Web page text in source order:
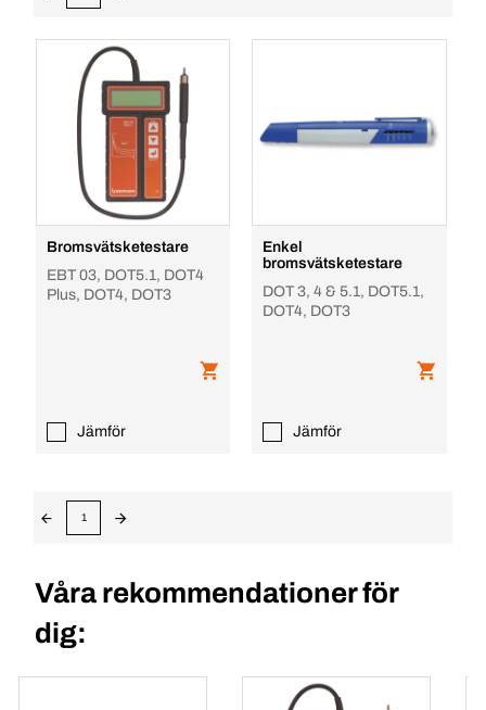
Bromsvätsketestare
EBT 03, DOT5.1, DOT4
Plus, DOT4, DOT3
Jämför
Enkel
bromsvätsketestare
DOT 3, 4 & 5.1, DOT5.1,
DOT4, DOT3
Jämför
1
Våra rekommendationer för
dig: